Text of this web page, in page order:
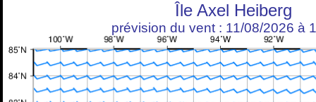
Île Axel Heiberg
prévision du vent : 11/08/2026 à